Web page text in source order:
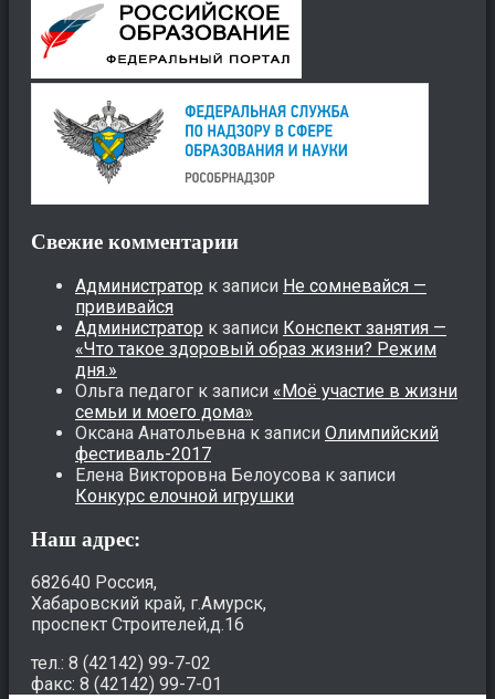
Свежие комментарии
Администратор к записи Не сомневайся —
прививайся
Администратор к записи Конспект занятия —
«Что такое здоровый образ жизни? Режим
дня.»
Ольга педагог к записи «Моё участие в жизни
семьи и моего дома»
Оксана Анатольевна к записи Олимпийский
фестиваль-2017
Елена Викторовна Белоусова к записи
Конкурс елочной игрушки
Наш адрес:
682640 Россия,
Хабаровский край, г.Амурск,
проспект Строителей,д.16
тел.: 8 (42142) 99-7-02
факс: 8 (42142) 99-7-01